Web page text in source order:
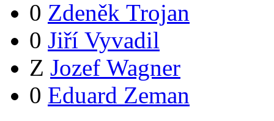
0 Zdeněk Trojan
0 Jiří Vyvadil
Z Jozef Wagner
0 Eduard Zeman